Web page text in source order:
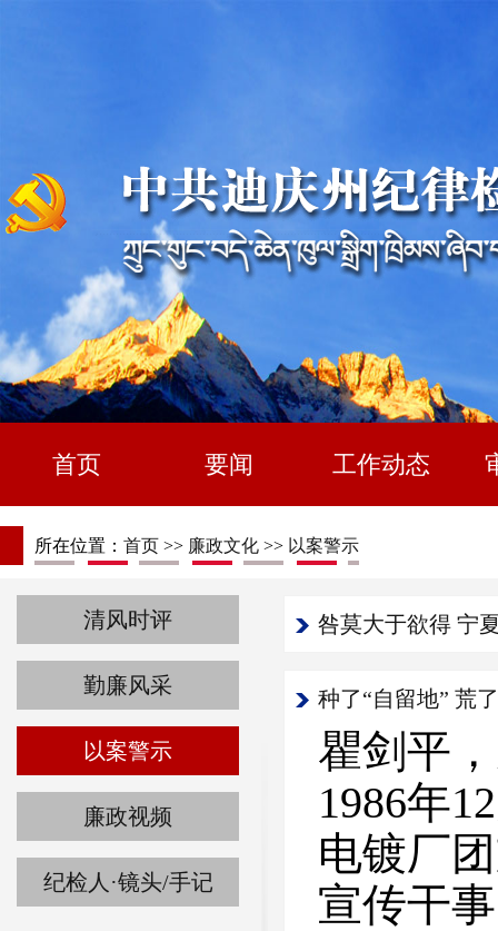
首页 要闻 工作动态
所在位置： 首页 >> 廉政文化 >> 以案警示
清风时评
勤廉风采
以案警示
廉政视频
纪检人·镜头/手记
咎莫大于欲得 宁
瞿剑平
1986年
电镀厂
宣传干